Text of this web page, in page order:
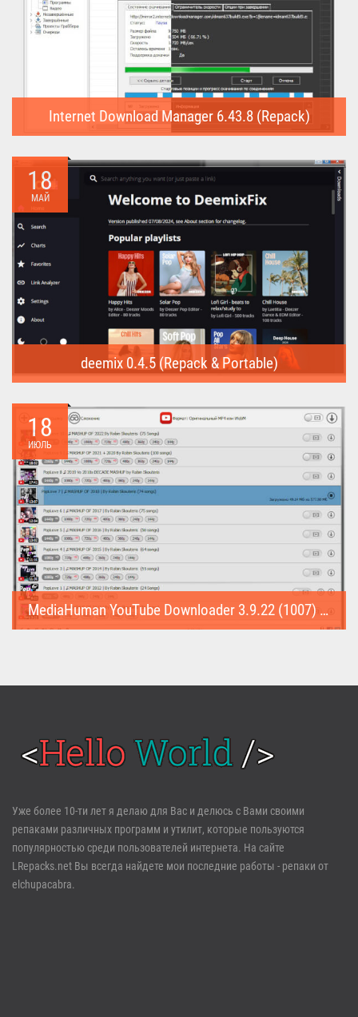
Internet Download Manager 6.43.8 (Repack)
предназначена для...
18
МАЙ
deemix 0.4.5 (Repack & Portable)
треки...
18
ИЮЛЬ
MediaHuman YouTube Downloader 3.9.22 (1007) (Repack & Portable)
Войти
Регистрация
Забыли пароль?
Уже более 10-ти лет я делаю для Вас и делюсь с Вами своими
репаками различных программ и утилит, которые пользуются
популярностью среди пользователей интернета. На сайте
LRepacks.net Вы всегда найдете мои последние работы - репаки от
elchupacabra.